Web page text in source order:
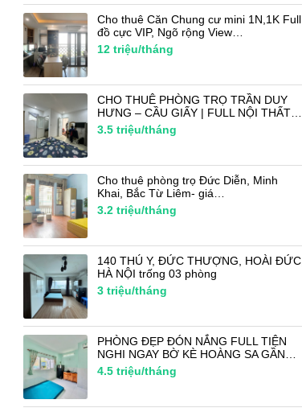
Cho thuê Căn Chung cư mini 1N,1K Full
đồ cực VIP, Ngõ rộng View…
12 triệu/tháng
CHO THUÊ PHÒNG TRỌ TRẦN DUY
HƯNG – CẦU GIẤY | FULL NỘI THẤT…
3.5 triệu/tháng
Cho thuê phòng trọ Đức Diễn, Minh
Khai, Bắc Từ Liêm- giá…
3.2 triệu/tháng
140 THÚ Y, ĐỨC THƯỢNG, HOÀI ĐỨC,
HÀ NỘI trống 03 phòng
3 triệu/tháng
PHÒNG ĐẸP ĐÓN NẮNG FULL TIỆN
NGHI NGAY BỜ KÈ HOÀNG SA GẦN…
4.5 triệu/tháng